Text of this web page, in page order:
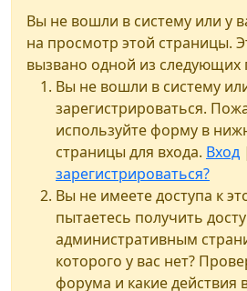
Вы не вошли в систему или у
на просмотр этой страницы.
вызвано одной из следующих
Вы не вошли в систему
зарегистрироваться.
используйте форму в
страницы для входа. Вход |
зарегистрироваться?
Вы не имеете доступа к
пытаетесь получить
административным
которого у вас нет?
форума и какие действия